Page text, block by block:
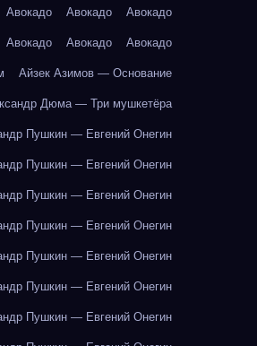
Авокадо Авокадо Авокадо
Авокадо Авокадо Авокадо
Айзек Азимов — Основание
Дюма — Три мушкетёра
Пушкин — Евгений Онегин
Пушкин — Евгений Онегин
Пушкин — Евгений Онегин
Пушкин — Евгений Онегин
Пушкин — Евгений Онегин
Пушкин — Евгений Онегин
Пушкин — Евгений Онегин